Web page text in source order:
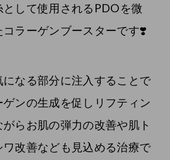
として使用されるPDOを微
コラーゲンブースターです❣️
なる部分に注入することで
ゲンの生成を促しリフティン
らお肌の弾力の改善や肌ト
改善なども見込める治療で